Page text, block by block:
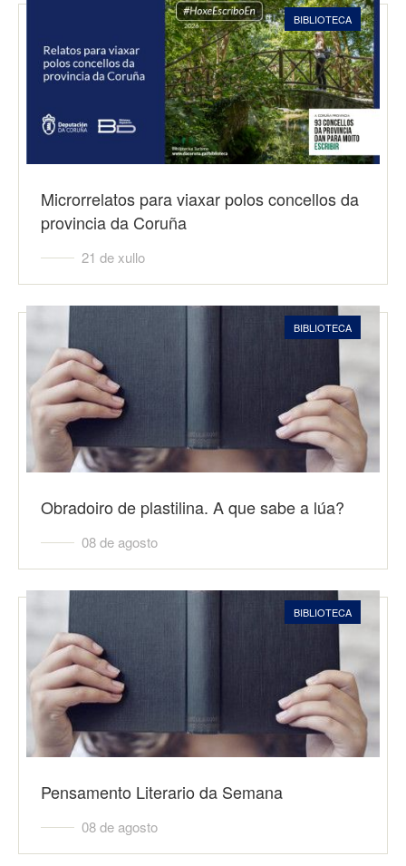
BIBLIOTECA
Microrrelatos para viaxar polos concellos da
provincia da Coruña
21 de xullo
BIBLIOTECA
Obradoiro de plastilina. A que sabe a lúa?
08 de agosto
BIBLIOTECA
Pensamento Literario da Semana
08 de agosto